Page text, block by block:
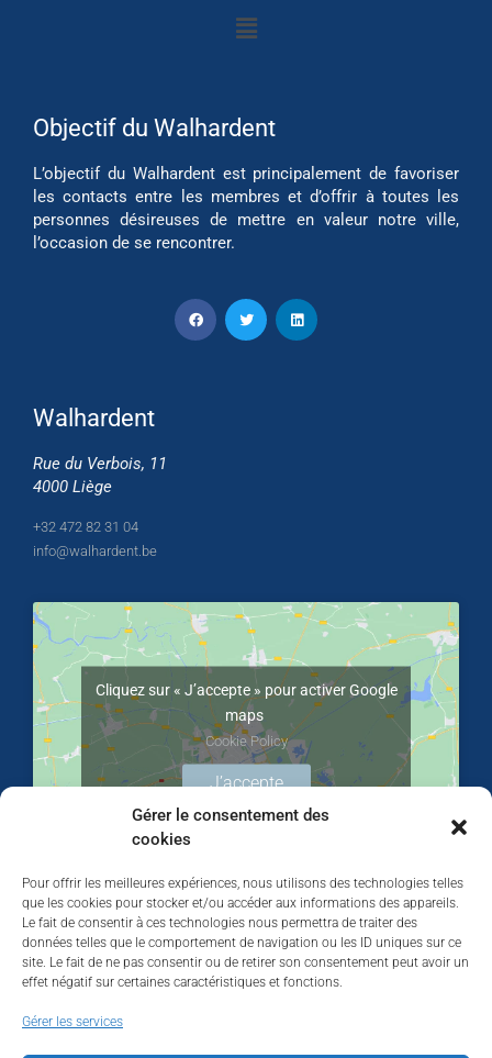
Gérer le consentement des
cookies
Pour offrir les meilleures expériences, nous utilisons des technologies telles
que les cookies pour stocker et/ou accéder aux informations des appareils.
Le fait de consentir à ces technologies nous permettra de traiter des
données telles que le comportement de navigation ou les ID uniques sur ce
site. Le fait de ne pas consentir ou de retirer son consentement peut avoir un
effet négatif sur certaines caractéristiques et fonctions.
Gérer les services
Objectif du Walhardent
L’objectif du Walhardent est principalement de favoriser
les contacts entre les membres et d’offrir à toutes les
personnes désireuses de mettre en valeur notre ville,
l’occasion de se rencontrer.
Walhardent
Rue du Verbois, 11
4000 Liège
+32 472 82 31 04
info@walhardent.be
Cliquez sur « J’accepte » pour activer Google
maps
Cookie Policy
J’accepte